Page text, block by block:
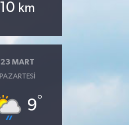
10 km
23 MART
PAZARTESI
9°